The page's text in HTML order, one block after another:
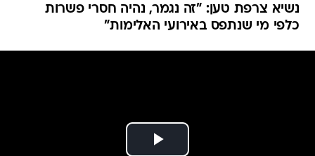
נשיא צרפת טען: "זה נגמר, נהיה חסרי פשרות
כלפי מי שנתפס באירועי האלימות"